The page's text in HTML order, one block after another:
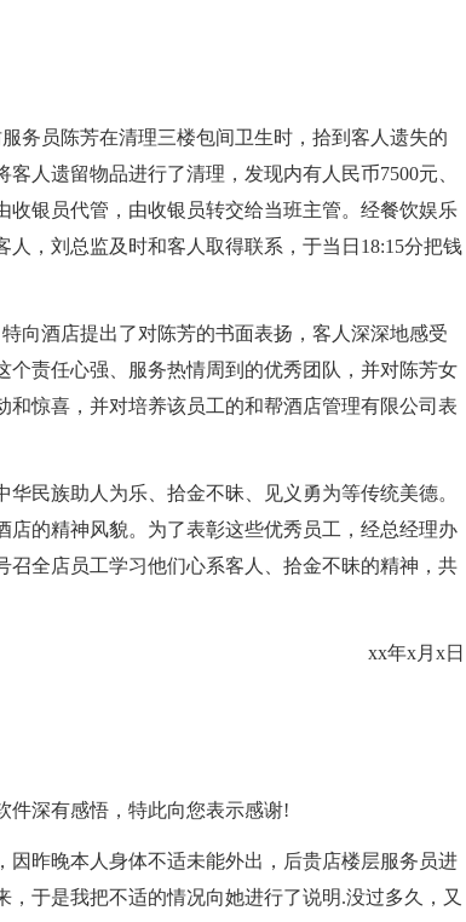
务员陈芳在清理三楼包间卫生时，拾到客人遗失的
人遗留物品进行了清理，发现内有人民币7500元、
银员代管，由收银员转交给当班主管。经餐饮娱乐
，刘总监及时和客人取得联系，于当日18:15分把钱
向酒店提出了对陈芳的书面表扬，客人深深地感受
责任心强、服务热情周到的优秀团队，并对陈芳女
惊喜，并对培养该员工的和帮酒店管理有限公司表
民族助人为乐、拾金不昧、见义勇为等传统美德。
的精神风貌。为了表彰这些优秀员工，经总经理办
全店员工学习他们心系客人、拾金不昧的精神，共
xx年x月x日
件深有感悟，特此向您表示感谢!
昨晚本人身体不适未能外出，后贵店楼层服务员进
于是我把不适的情况向她进行了说明.没过多久，又